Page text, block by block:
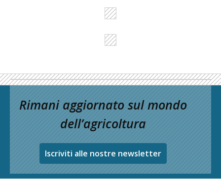
Rimani aggiornato sul mondo
dell’agricoltura
Iscriviti alle nostre newsletter